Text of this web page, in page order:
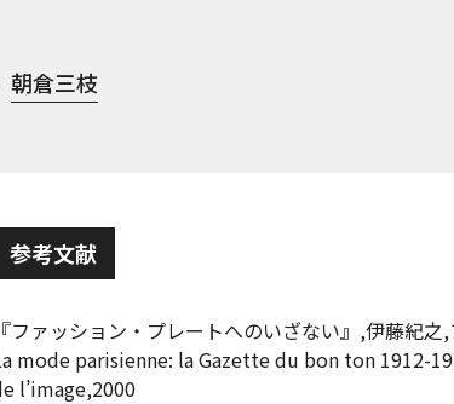
朝倉三枝
参考文献
『ファッション・プレートへのいざない』,伊藤紀
mode parisienne: la Gazette du bon ton 1912-
l’image,2000